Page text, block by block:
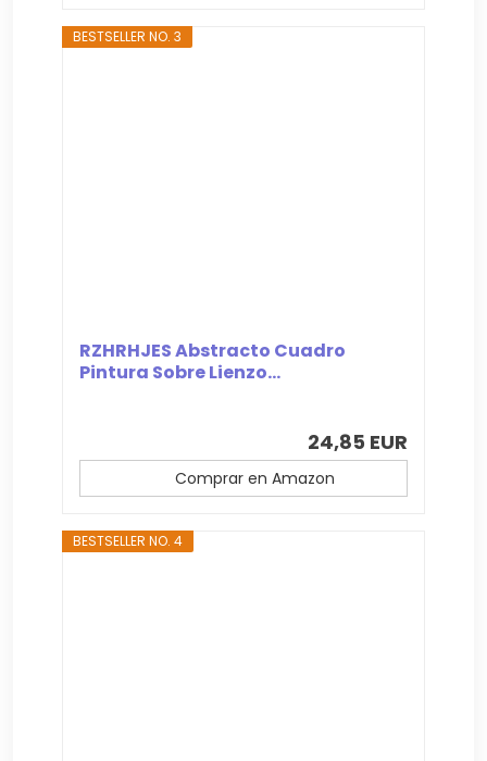
BESTSELLER NO. 3
RZHRHJES Abstracto Cuadro
Pintura Sobre Lienzo...
24,85 EUR
Comprar en Amazon
BESTSELLER NO. 4